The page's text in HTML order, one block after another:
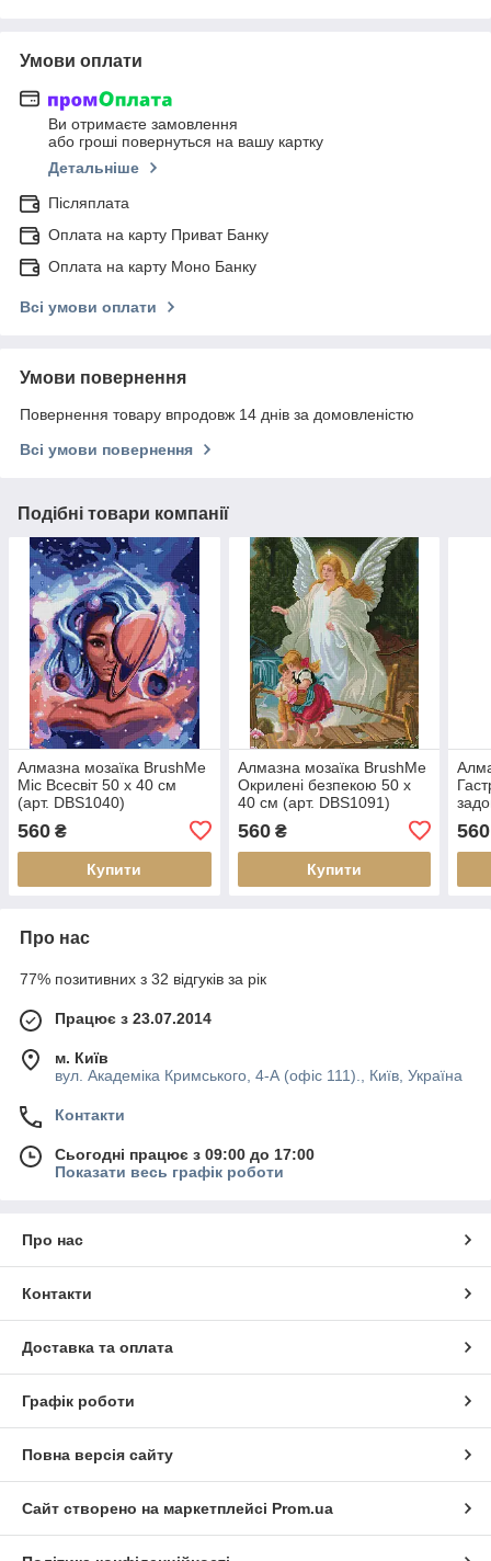
Умови оплати
Ви отримаєте замовлення
або гроші повернуться на вашу картку
Детальніше
Післяплата
Оплата на карту Приват Банку
Оплата на карту Моно Банку
Всі умови оплати
Умови повернення
Повернення товару впродовж 14 днів за домовленістю
Всі умови повернення
Подібні товари компанії
Алмазна мозаїка BrushMe
Міс Всесвіт 50 х 40 см
(арт. DBS1040)
560 ₴
Купити
Алмазна мозаїка BrushMe
Окрилені безпекою 50 х
40 см (арт. DBS1091)
560₴
Купити
560
Про нас
77% позитивних з 32 відгуків за рік
Працює з 23.07.2014
м. Київ
вул. Академіка Кримського, 4-А (офіс 111)., Київ, Україна
Контакти
Сьогодні працює з 09:00 до 17:00
Показати весь графік роботи
Про нас
Контакти
Доставка та оплата
Графік роботи
Повна версія сайту
Сайт створено на маркетплейсі Prom.ua